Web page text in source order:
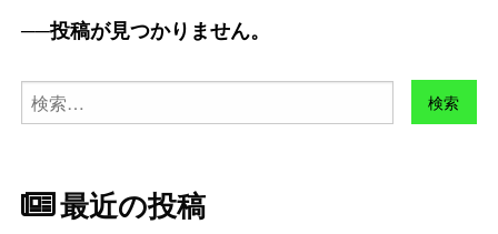
投稿が見つかりません。
検
索:
最近の投稿